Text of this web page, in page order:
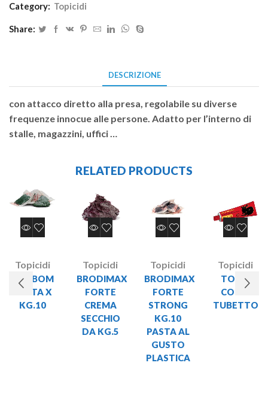
Category: Topicidi
Share:
DESCRIZIONE
con attacco diretto alla presa, regolabile su diverse
frequenze innocue alle persone. Adatto per l’interno di
stalle, magazzini, uffici …
RELATED PRODUCTS
Topicidi
NORBOM
PASTA X
KG.10
Topicidi
BRODIMAX
FORTE
CREMA
SECCHIO
DA KG.5
Topicidi
BRODIMAX
FORTE
STRONG
KG.10
PASTA AL
GUSTO
PLASTICA
Topicidi
TOPIN
COLLA
TUBETTO